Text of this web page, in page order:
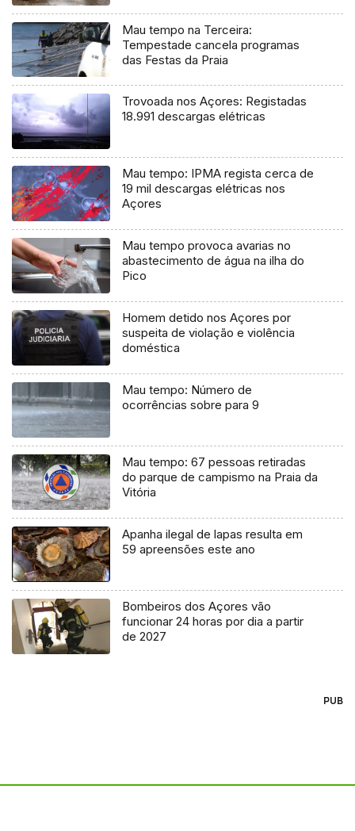
Mau tempo na Terceira:
Tempestade cancela programas
das Festas da Praia
Trovoada nos Açores: Registadas
18.991 descargas elétricas
Mau tempo: IPMA regista cerca de
19 mil descargas elétricas nos
Açores
Mau tempo provoca avarias no
abastecimento de água na ilha do
Pico
Homem detido nos Açores por
suspeita de violação e violência
doméstica
Mau tempo: Número de
ocorrências sobre para 9
Mau tempo: 67 pessoas retiradas
do parque de campismo na Praia da
Vitória
Apanha ilegal de lapas resulta em
59 apreensões este ano
Bombeiros dos Açores vão
funcionar 24 horas por dia a partir
de 2027
PUB